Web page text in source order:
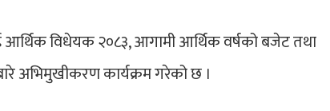
आर्थिक विधेयक २०८३, आगामी आर्थिक वर्षको बजेट तथा
अभिमुखीकरण कार्यक्रम गरेको छ ।